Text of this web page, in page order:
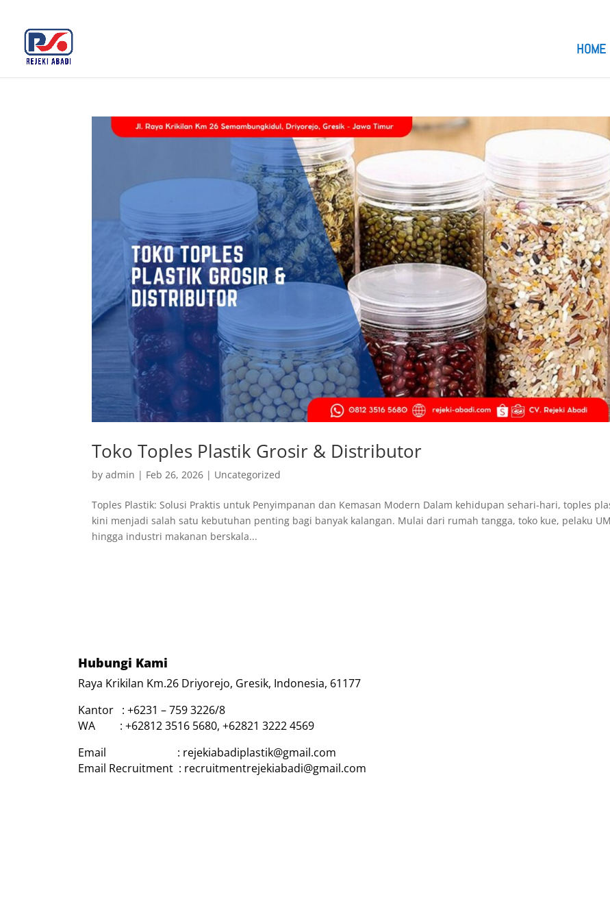
HOME
Toko Toples Plastik Grosir & Distributor
byadmin | Feb 26, 2026 | Uncategorized
Toples Plastik: Solusi Praktis untuk Penyimpanan dan Kemasan Modern Dalam kehidupan sehari-hari, toples
kini menjadi salah satu kebutuhan penting bagi banyak kalangan. Mulai dari rumah tangga, toko kue, pelaku
hingga industri makanan berskala...
Hubungi Kami
Raya Krikilan Km.26 Driyorejo, Gresik, Indonesia, 61177
Kantor : +6231 – 759 3226/8
WA : +62812 3516 5680, +62821 3222 4569
Email : rejekiabadiplastik@gmail.com
Email Recruitment : recruitmentrejekiabadi@gmail.com